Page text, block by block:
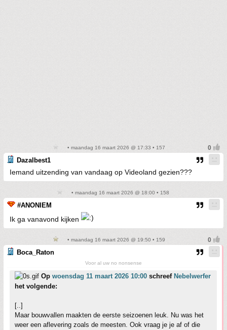
• maandag 16 maart 2026 @ 17:33 • 157
Dazalbest1
Iemand uitzending van vandaag op Videoland gezien???
• maandag 16 maart 2026 @ 18:00 • 158
#ANONIEM
Ik ga vanavond kijken
• maandag 16 maart 2026 @ 19:50 • 159
Boca_Raton
Voor al uw no nonsense
Op woensdag 11 maart 2026 10:00 schreef Nebelwerfer
het volgende:
[..]
Maar bouwvallen maakten de eerste seizoenen leuk. Nu was het
weer een aflevering zoals de meesten. Ook vraag je je af of die